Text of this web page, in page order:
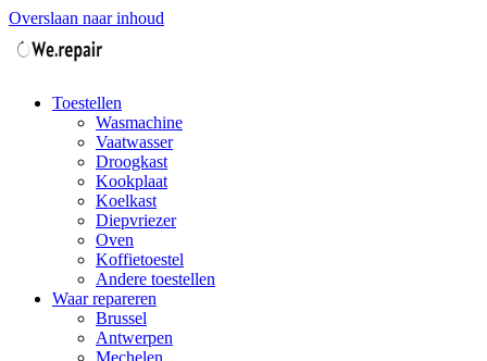
Overslaan naar inhoud
Toestellen
Wasmachine
Vaatwasser
Droogkast
Kookplaat
Koelkast
Diepvriezer
Oven
Koffietoestel
Andere toestellen
Waar repareren
Brussel
Antwerpen
Mechelen